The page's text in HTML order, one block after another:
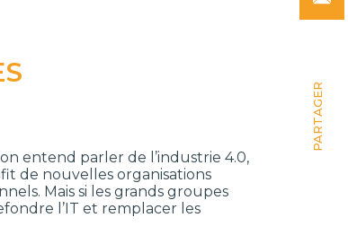
PARTAGER
entend parler de l’industrie 4.0,
de nouvelles organisations
Mais si les grands groupes
l’IT et remplacer les